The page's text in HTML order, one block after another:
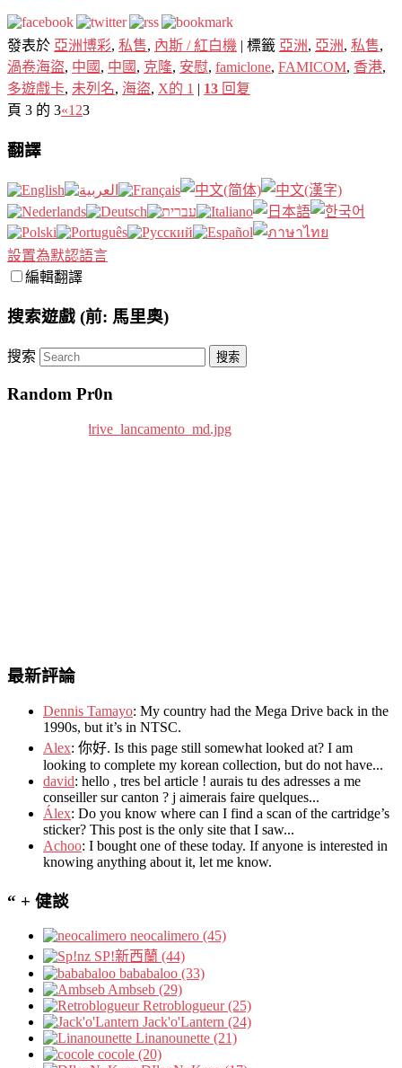
發表於 亞洲博彩, 私售, 內斯 / 紅白機 | 標籤 亞洲, 亞洲, 私售,
渦卷海盜, 中國 , 中國 , 克隆, 安慰, famiclone, FAMICOM, 香港,
多遊戲卡, 未列名, 海盜, X的 1 | 13 回复
頁 3 的 3«1 23
翻譯
設置為默認語言
編輯翻譯
搜索遊戲 (前: 馬里奧)
搜索
Random Pr0n
最新評論
Dennis Tamayo: My country had the Mega Drive back in the
1990s, but it’s in NTSC.
Alex: 你好. Is this page still somewhat looked at? I am
looking to complete my korean collection, but do not have...
david: hello , tres bel article ! aurais tu des adresses a me
conseiller sur canton ? j aimerais faire quelques...
Álex: Do you know where can I find a scan of the cartridge’s
sticker? This post is the only site that I saw...
Achoo: I bought one of these today. If anyone is interested in
knowing anything about it, let me know.
“ + 健談
neocalimero (45)
SP!新西蘭 (44)
bababaloo (33)
Ambseb (29)
Retroblogueur (25)
Jack'o'Lantern (24)
Linanounette (21)
cocole (20)